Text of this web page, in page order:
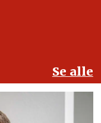
Se alle